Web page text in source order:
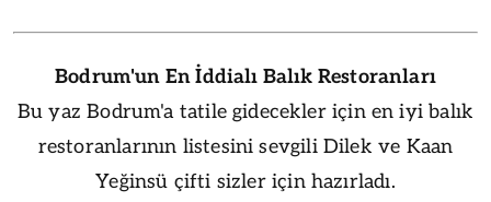
Bodrum'un En İddialı Balık Restoranları
Bu yaz Bodrum'a tatile gidecekler için en iyi balık
restoranlarının listesini sevgili Dilek ve Kaan
Yeğinsü çifti sizler için hazırladı.